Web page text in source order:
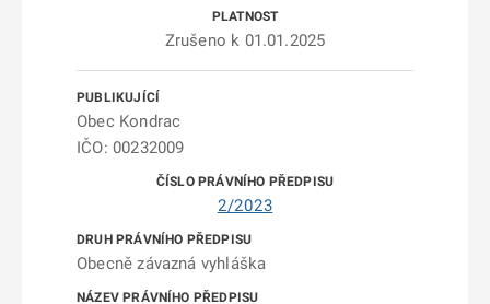
Zrušeno k 01.01.2025
Obec Kondrac
IČO: 00232009
2/2023
Obecně závazná vyhláška